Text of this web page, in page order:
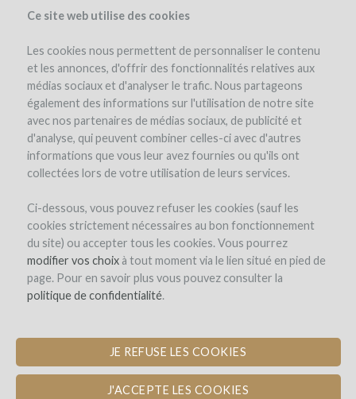
Ce site web utilise des cookies
Les cookies nous permettent de personnaliser le contenu
et les annonces, d'offrir des fonctionnalités relatives aux
médias sociaux et d'analyser le trafic. Nous partageons
également des informations sur l'utilisation de notre site
avec nos partenaires de médias sociaux, de publicité et
d'analyse, qui peuvent combiner celles-ci avec d'autres
informations que vous leur avez fournies ou qu'ils ont
collectées lors de votre utilisation de leurs services.
Ci-dessous, vous pouvez refuser les cookies (sauf les
cookies strictement nécessaires au bon fonctionnement
du site) ou accepter tous les cookies. Vous pourrez
modifier vos choixà tout moment via le lien situé en pied de
page. Pour en savoir plus vous pouvez consulter la
politique de confidentialité.
JE REFUSE LES COOKIES
J'ACCEPTE LES COOKIES
the project estate project details expert opinion pay-back in wine
updates (4) investors(81)
Domaine de Saint-Géry
CONSTRUCTION OF A MATURATION